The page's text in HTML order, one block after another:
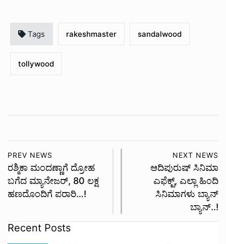
Tags rakeshmaster sandalwood
tollywood
PREV NEWS
ರಶ್ಮಿಕಾ ಮಂದಣ್ಣಾಗೆ ದ್ರೋಹ
ಬಗೆದ ಮ್ಯಾನೇಜರ್, 80 ಲಕ್ಷ
ಹಣದೊಂದಿಗೆ ಪರಾರಿ…!
NEXT NEWS
ಆದಿಪುರುಷ್ ಸಿನಿಮಾ‌
ಎಫೆಕ್ಟ್, ಎಲ್ಲಾ ಹಿಂದಿ
ಸಿನಿಮಾಗಳು ಬ್ಯಾನ್
ಬ್ಯಾನ್..!
Recent Posts